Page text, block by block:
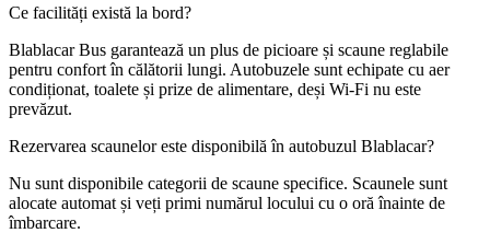
Ce facilități există la bord?
Blablacar Bus garantează un plus de picioare și scaune reglabile
pentru confort în călătorii lungi. Autobuzele sunt echipate cu aer
condiționat, toalete și prize de alimentare, deși Wi-Fi nu este
prevăzut.
Rezervarea scaunelor este disponibilă în autobuzul Blablacar?
Nu sunt disponibile categorii de scaune specifice. Scaunele sunt
alocate automat și veți primi numărul locului cu o oră înainte de
îmbarcare.